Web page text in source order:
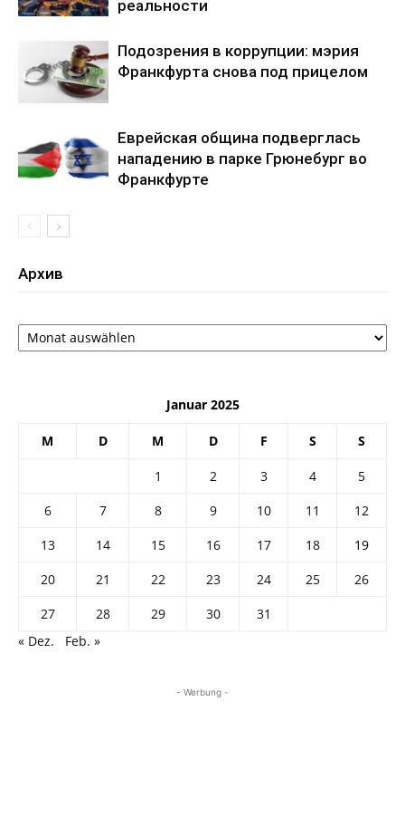
реальности
Подозрения в коррупции: мэрия
Франкфурта снова под прицелом
Еврейская община подверглась
нападению в парке Грюнебург во
Франкфурте
Архив
Архив
Januar 2025
M D M D F S S
1 2 3 4
5
6
7 8 9 10 11
12
13
14 15 16 17 18
19
20
21 22 23 24 25
26
27
28 29 30
31
« Dez.
Feb. »
- Werbung -